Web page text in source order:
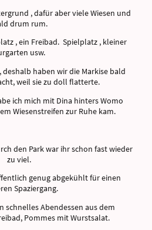
, dafür aber viele Wiesen und
drum rum.
, ein Freibad. Spielplatz , kleiner
usw.
deshalb haben wir die Markise bald
weil sie zu doll flatterte.
ich mich mit Dina hinters Womo
Wiesenstreifen zur Ruhe kam.
den Park war ihr schon fast wieder
zu viel.
genug abgekühlt für einen
Spaziergang.
schnelles Abendessen aus dem
Pommes mit Wurstsalat.